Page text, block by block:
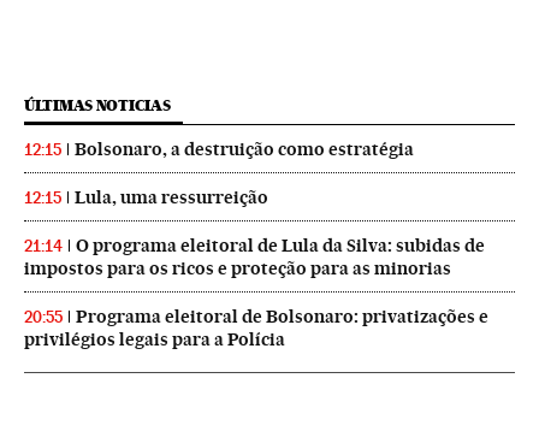
ÚLTIMAS NOTICIAS
12:15 Bolsonaro, a destruição como estratégia
12:15 Lula, uma ressurreição
21:14
O programa eleitoral de Lula da Silva: subidas de
impostos para os ricos e proteção para as minorias
20:55
Programa eleitoral de Bolsonaro: privatizações e
privilégios legais para a Polícia